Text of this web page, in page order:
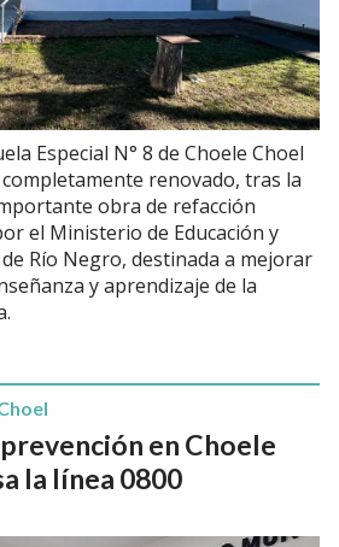
Especial N° 8 de Choele Choel
renovado, tras la
obra de refacción
el Ministerio de Educación y
Río Negro, destinada a mejorar
y aprendizaje de la
en Choele
la línea 0800